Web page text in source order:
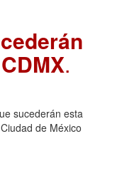
.
sucederán esta
de México